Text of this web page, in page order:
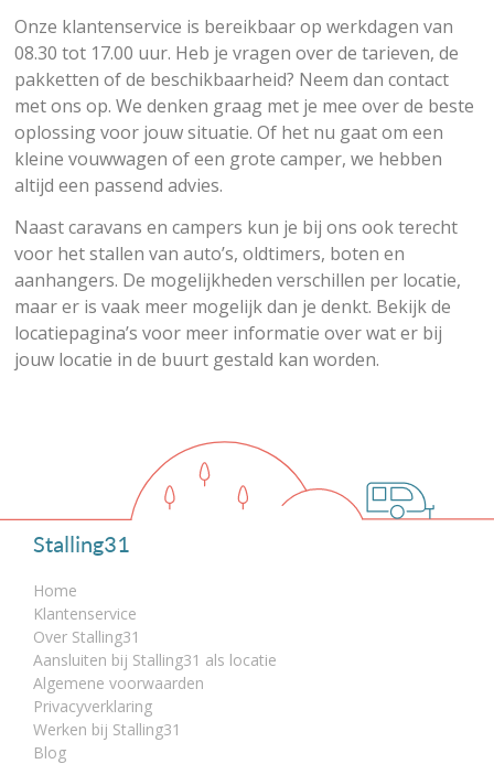
Onze klantenservice is bereikbaar op werkdagen van
08.30 tot 17.00 uur. Heb je vragen over de tarieven, de
pakketten of de beschikbaarheid? Neem dan contact
met ons op. We denken graag met je mee over de beste
oplossing voor jouw situatie. Of het nu gaat om een
kleine vouwwagen of een grote camper, we hebben
altijd een passend advies.
Naast caravans en campers kun je bij ons ook terecht
voor het stallen van auto’s, oldtimers, boten en
aanhangers. De mogelijkheden verschillen per locatie,
maar er is vaak meer mogelijk dan je denkt. Bekijk de
locatiepagina’s voor meer informatie over wat er bij
jouw locatie in de buurt gestald kan worden.
Stalling31
Home
Klantenservice
Over Stalling31
Aansluiten bij Stalling31 als locatie
Algemene voorwaarden
Privacyverklaring
Werken bij Stalling31
Blog